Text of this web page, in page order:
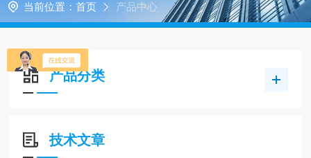
当前位置： 首页 产品中心
产品分类
技术文章